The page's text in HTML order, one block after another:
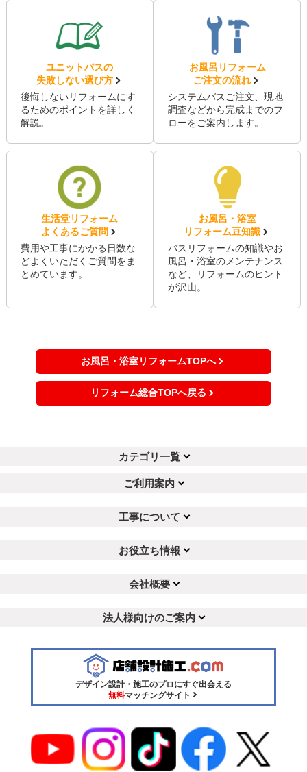
ユニットバスの
失敗しない選び方
後悔しないリフォームにす
るためのポイントを詳しく
解説。
お風呂リフォーム
ご注文の流れ
システムバスご注文、現地
調査などから完成までのフ
ローをご案内します。
生活堂リフォーム
よくあるご質問
費用や工事にかかる日数な
どよくいただくご質問をま
とめています。
お風呂・浴室
リフォーム豆知識
バスリフォームの知識やお
風呂・浴室のメンテナンス
など、リフォームのヒント
が沢山。
お風呂・浴室リフォームTOPへ
リフォーム総合TOPへ戻る
カテゴリ一覧
ご利用案内
工事について
お役立ち情報
会社概要
法人様向けのご案内
デザイン設計・施工のプロにすぐ出会える
無料マッチングサイト